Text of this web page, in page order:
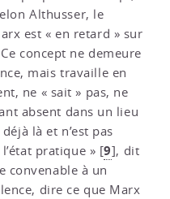
Althusser, le
est « en retard » sur
concept ne demeure
mais travaille en
ne « sait » pas, ne
absent dans un lieu
là et n’est pas
pratique » [9], dit
convenable à un
dire ce que Marx